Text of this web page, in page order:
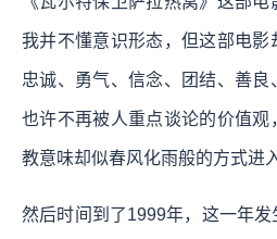
我并不懂意识形态，但这部电影
忠诚、勇气、信念、团结、善
也许不再被人重点谈论的价值
教意味却似春风化雨般的方式进
然后时间到了1999年，这一年